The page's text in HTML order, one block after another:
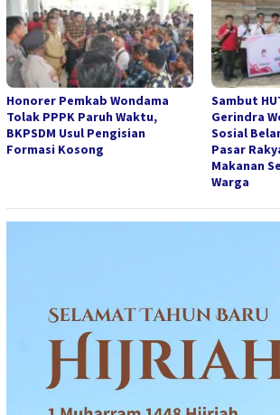
Honorer Pemkab Wondama
Tolak PPPK Paruh Waktu,
BKPSDM Usul Pengisian
Formasi Kosong
Sambut
Gerindra
Sosial
Pasar
Makanan
Warga